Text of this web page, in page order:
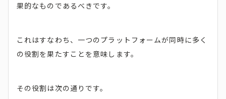
果的なものであるべきです。
これはすなわち、一つのプラットフォームが同時に多く
の役割を果たすことを意味します。
その役割は次の通りです。